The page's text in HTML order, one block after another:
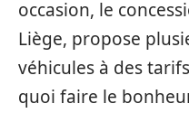
occasion, le
Liège, propose
véhicules à des
quoi faire le